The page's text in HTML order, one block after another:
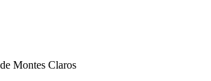
Montes Claros